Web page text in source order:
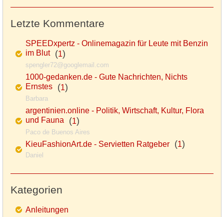
Letzte Kommentare
SPEEDxpertz - Onlinemagazin für Leute mit Benzin
im Blut(1)
spengler72@googlemail.com
1000-gedanken.de - Gute Nachrichten, Nichts
Ernstes (1)
Barbara
argentinien.online - Politik, Wirtschaft, Kultur, Flora
und Fauna (1)
Paco de Buenos Aires
KieuFashionArt.de - Servietten Ratgeber (1)
Daniel
Kategorien
Anleitungen